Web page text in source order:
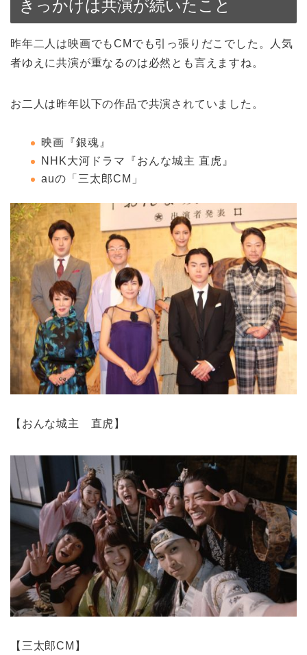
きっかけは共演が続いたこと
昨年二人は映画でもCMでも引っ張りだこでした。人気
者ゆえに共演が重なるのは必然とも言えますね。
お二人は昨年以下の作品で共演されていました。
映画『銀魂』
NHK大河ドラマ『おんな城主 直虎』
auの「三太郎CM」
【おんな城主 直虎】
【三太郎CM】